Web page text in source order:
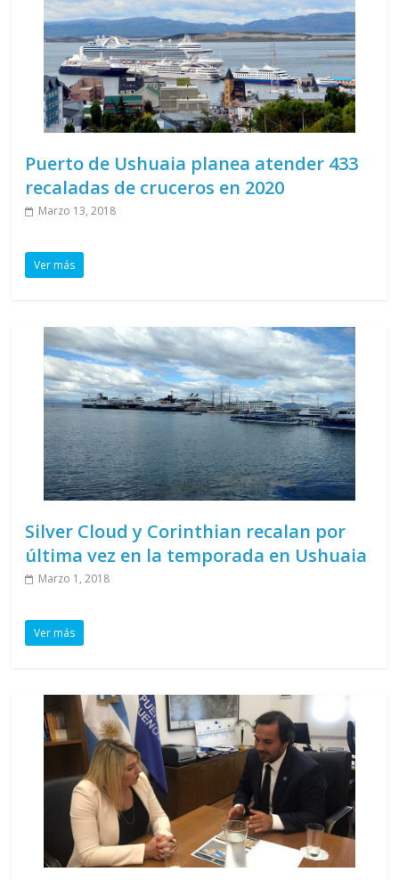
Puerto de Ushuaia planea atender 433
recaladas de cruceros en 2020
Marzo 13, 2018
Ver más
Silver Cloud y Corinthian recalan por
última vez en la temporada en Ushuaia
Marzo 1, 2018
Ver más